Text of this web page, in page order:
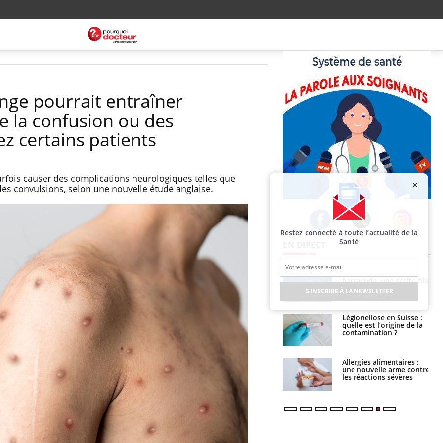
pourrait entraîner
la confusion ou des
certains patients
causer des complications neurologiques telles que
convulsions, selon une nouvelle étude anglaise.
Facebook Twitter Instagram
Fortes chaleurs :
pourquoi le risque de
noyade grimpe-t-il ?
Le Viagra pourrait-il
freiner la propagation du
Pourquoi manger moins
de protéines pourrait
finalement être bénéfique
Grossesse et chaleur : ce
que dit la science
Le smartphone nuit-il à
l'apprentissage de la
vacances, elle reste dans
le coma pendant 42 jours
barracuda, une petite fille
secourue grâce à un
réflexe essentiel
Légionellose en Suisse :
quelle est l’origine de la
contamination ?
Allergies alimentaires :
une nouvelle arme contre
les réactions sévères
Restez connecté à toute l’actualité de la
Santé
S'INSCRIRE À LA NEWSLETTER